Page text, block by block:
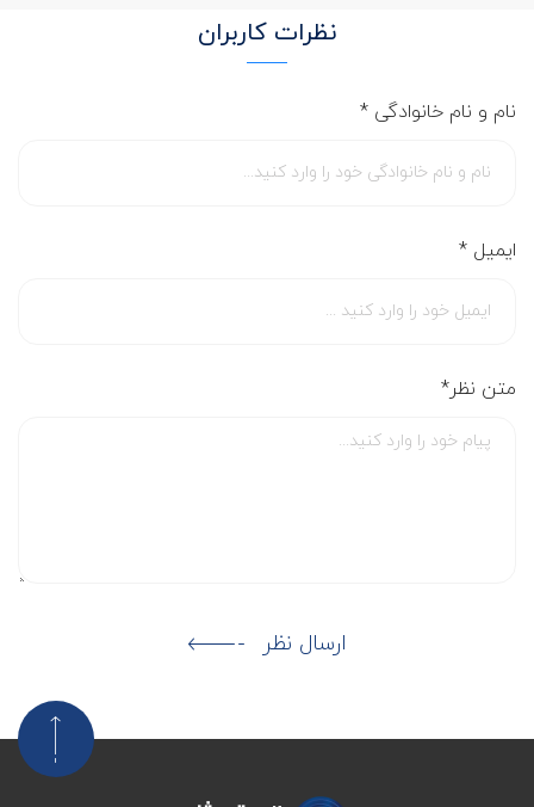
نظرات کاربران
نام و نام خانوادگی *
ایمیل *
متن نظر*
ارسال نظر